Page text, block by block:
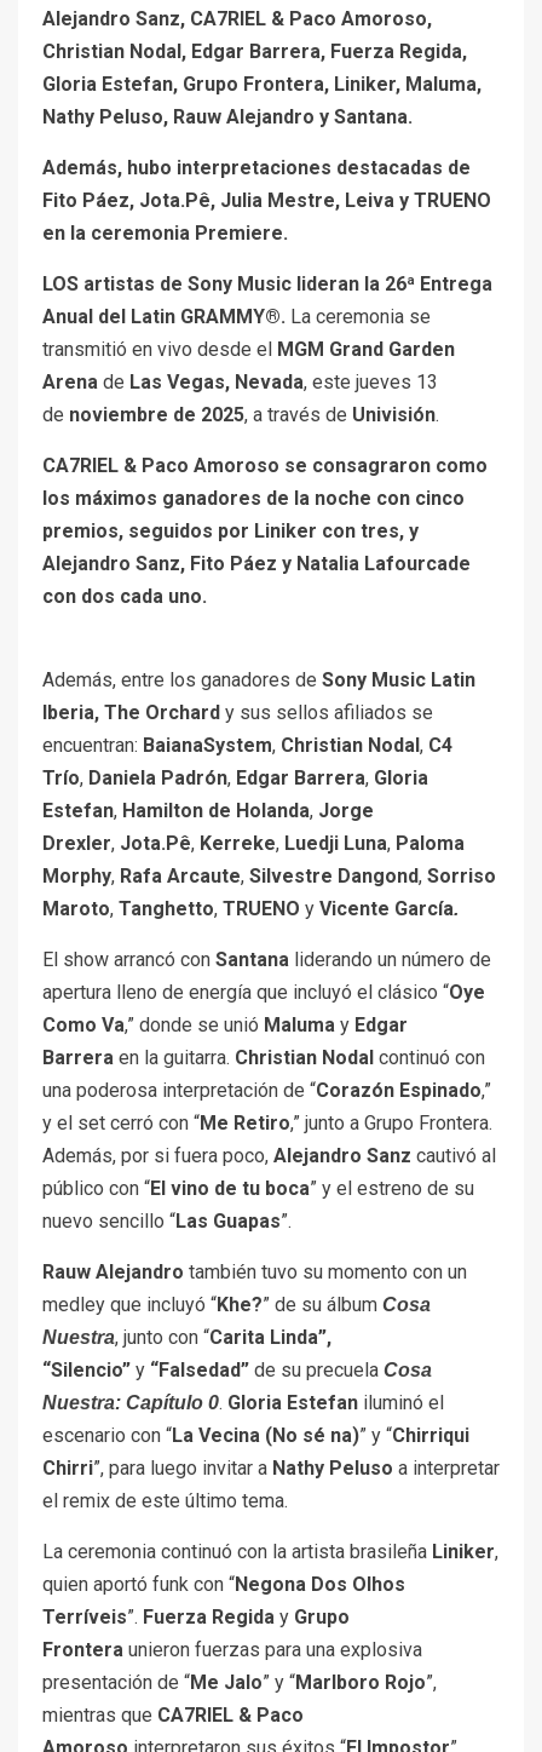
Alejandro Sanz, CA7RIEL & Paco Amoroso,
Christian Nodal, Edgar Barrera, Fuerza Regida,
Gloria Estefan, Grupo Frontera, Liniker, Maluma,
Nathy Peluso, Rauw Alejandro y Santana.
Además, hubo interpretaciones destacadas de
Fito Páez, Jota.Pê, Julia Mestre, Leiva y TRUENO
en la ceremonia Premiere.
LOS artistas de Sony Music lideran la 26ª Entrega
Anual del Latin GRAMMY®. La ceremonia se
transmitió en vivo desde el
MGM Grand Garden
Arena de Las Vegas, Nevada, este jueves 13
de noviembre de 2025, a través de Univisión.
CA7RIEL & Paco Amoroso se consagraron como
los máximos ganadores de la noche con cinco
premios, seguidos por Liniker con tres, y
Alejandro Sanz, Fito Páez y Natalia Lafourcade
con dos cada uno.
Además, entre los ganadores de Sony Music Latin
Iberia, The Orchard y sus sellos afiliados se
encuentran: BaianaSystem, Christian Nodal , C4
Trío, Daniela Padrón, Edgar Barrera, Gloria
Estefan, Hamilton de Holanda, Jorge
Drexler, Jota.Pê, Kerreke, Luedji Luna, Paloma
Morphy, Rafa Arcaute, Silvestre Dangond, Sorriso
Maroto, Tanghetto, TRUENO y Vicente García.
El show arrancó con Santana liderando un número de
apertura lleno de energía que incluyó el clásico “Oye
Como Va,” donde se unió Maluma y Edgar
Barrera en la guitarra. Christian Nodal continuó con
una poderosa interpretación de “Corazón Espinado,”
y el set cerró con “Me Retiro,” junto a Grupo Frontera.
Además, por si fuera poco, Alejandro Sanz cautivó al
público con “El vino de tu boca” y el estreno de su
nuevo sencillo “Las Guapas”.
Rauw Alejandro también tuvo su momento con un
medley que incluyó “Khe?” de su álbum Cosa
Nuestra, junto con “Carita Linda”,
“Silencio” y “Falsedad” de su precuela Cosa
Nuestra: Capítulo 0. Gloria Estefan iluminó el
escenario con “La Vecina (No sé na)” y “Chirriqui
Chirri”, para luego invitar a Nathy Peluso a interpretar
el remix de este último tema.
La ceremonia continuó con la artista brasileña Liniker,
quien aportó funk con “Negona Dos Olhos
Terríveis”. Fuerza Regida y Grupo
Frontera unieron fuerzas para una explosiva
presentación de “Me Jalo” y “Marlboro Rojo”,
mientras que CA7RIEL & Paco